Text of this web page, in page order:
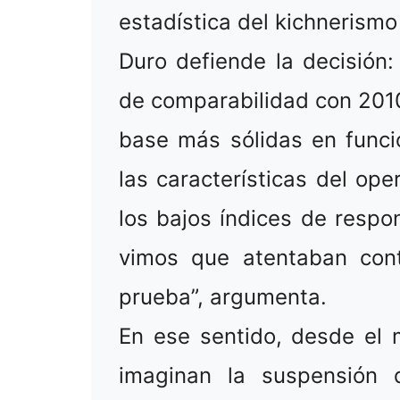
estadística del
Duro defiende la
de comparabilidad con
base más sólidas en
las características del
los bajos índices de
vimos que atentaban
prueba”, argumenta.
En ese sentido, desde el
imaginan la